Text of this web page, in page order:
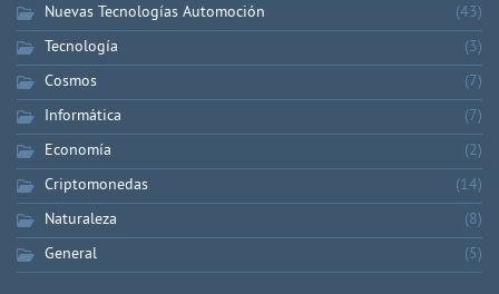
Nuevas Tecnologías Automoción
(43)
Tecnología
(3)
Cosmos
(7)
Informática
(7)
Economía
(2)
Criptomonedas
(14)
Naturaleza
(8)
General
(5)